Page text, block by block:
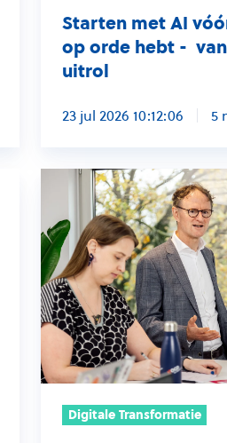
van
pilot
Starten met AI
op orde hebt -
uitrol
23 jul 2026 10:12:06 5
Aanbestedingen:
kwaliteit,
innovatie
en
efficiëntie
voor
overheidsdiensten
Digitale Transformatie